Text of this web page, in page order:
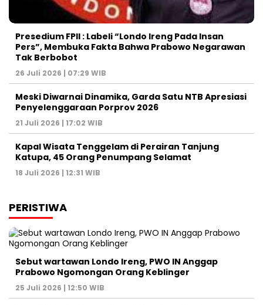
Presedium FPII : Labeli “Londo Ireng Pada Insan
Pers”, Membuka Fakta Bahwa Prabowo Negarawan
Tak Berbobot
26 Juli 2026 | 07:29 WIB
Meski Diwarnai Dinamika, Garda Satu NTB Apresiasi
Penyelenggaraan Porprov 2026 ‎
21 Juli 2026 | 17:02 WIB
Kapal Wisata Tenggelam di Perairan Tanjung
Katupa, 45 Orang Penumpang Selamat
18 Juli 2026 | 12:31 WIB
PERISTIWA
Sebut wartawan Londo Ireng, PWO IN Anggap
Prabowo Ngomongan Orang Keblinger
25 Juli 2026 | 12:50 WIB